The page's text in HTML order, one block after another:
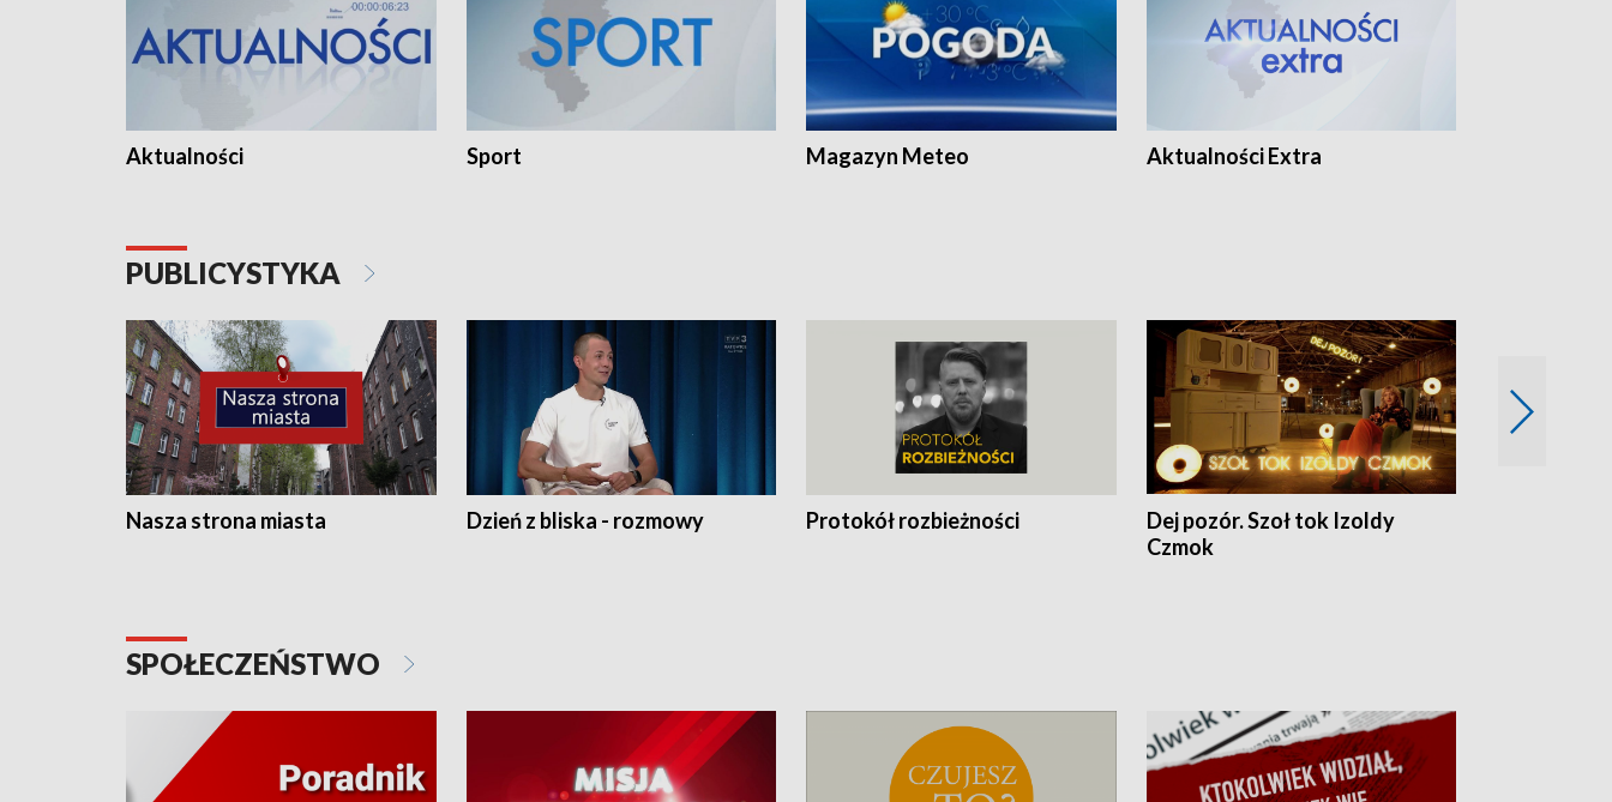
Aktualności Sport Magazyn Meteo Aktualności Extra
PUBLICYSTYKA
Nasza strona miasta Dzień z bliska - rozmowy Protokół rozbieżności
Dej pozór. Szoł tok Izoldy
Czmok
SPOŁECZEŃSTWO